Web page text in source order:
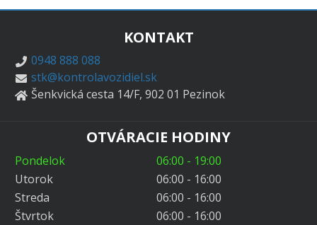
KONTAKT
0948 888 088
stk@kontrolavozidiel.sk
Šenkvická cesta 14/F, 902 01 Pezinok
OTVÁRACIE HODINY
Pondelok
06:00 - 19:00
Utorok
06:00 - 16:00
Streda
06:00 - 16:00
Štvrtok
06:00 - 16:00